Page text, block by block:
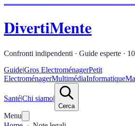
DivertiMente
Confronti indipendenti · Guide esperte ·
Guide|Gros ElectroménagerPetit
ElectroménagerMultimédiaInformatique
Santé|Chi siamo|
Cerca
Menu